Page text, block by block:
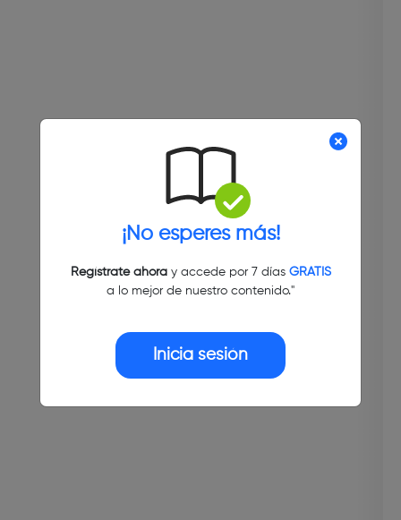
¡No esperes más!
Regístrate ahoray accede por 7 días GRATIS
a lo mejor de nuestro contenido."
Inicia sesión